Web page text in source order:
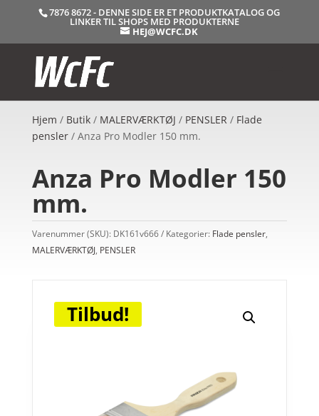
7876 8672 - DENNE SIDE ER ET PRODUKTKATALOG OG
LINKER TIL SHOPS MED PRODUKTERNE
HEJ@WCFC.DK
Hjem / Butik/ MALERVÆRKTØJ / PENSLER / Flade
pensler/ Anza Pro Modler 150 mm.
Anza Pro Modler 150
mm.
Varenummer (SKU): DK161v666 Kategorier: Flade pensler,
MALERVÆRKTØJ, PENSLER
Tilbud!